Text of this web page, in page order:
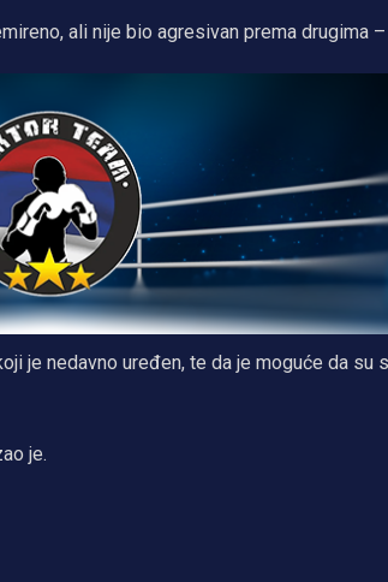
ali nije bio agresivan prema drugima –
je nedavno uređen, te da je moguće da su
je.